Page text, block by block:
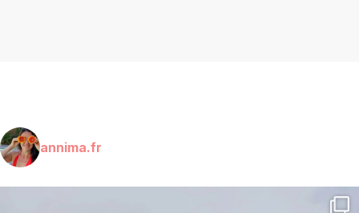
annima.fr